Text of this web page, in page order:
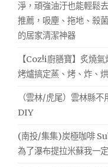
淨，頑強油汙也能輕鬆
推薦，吸塵、拖地、殺
的居家清潔神器
【Coz!i廚膳寶】炙燒
烤爐搞定蒸、烤、炸、
（雲林/虎尾）雲林縣
DIY
(南投/集集)炭極咖啡
為了瀑布提拉米蘇我一